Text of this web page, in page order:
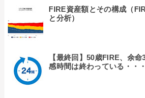
FIRE資産額とその構成（
と分析）
【最終回】50歳FIRE、余
感時間は終わっている・・・